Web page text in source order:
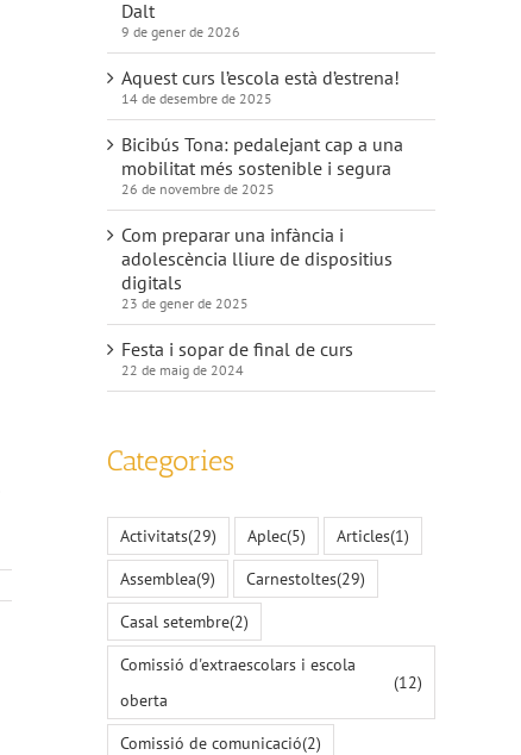
Dalt
9 de gener de 2026
Aquest curs l’escola està d’estrena!
14 de desembre de 2025
Bicibús Tona: pedalejant cap a una
mobilitat més sostenible i segura
26 de novembre de 2025
Com preparar una infància i
adolescència lliure de dispositius
digitals
23 de gener de 2025
Festa i sopar de final de curs
22 de maig de 2024
Categories
Activitats(29) Aplec(5) Articles(1)
Assemblea(9) Carnestoltes(29)
Casal setembre(2)
Comissió d'extraescolars i escola
oberta
(12)
Comissió de comunicació(2)